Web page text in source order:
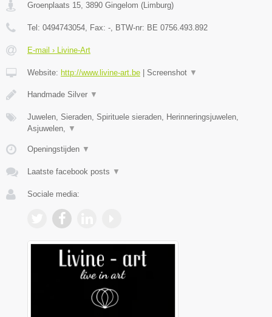
Groenplaats 15, 3890 Gingelom (Limburg)
Tel: 0494743054, Fax: -, BTW-nr: BE 0756.493.892
E-mail › Livine-Art
Website: http://www.livine-art.be Screenshot ▼
Handmade Silver ▼
Juwelen, Sieraden, Spirituele sieraden, Herinneringsjuwelen,
Asjuwelen, ▼
Openingstijden ▼
Laatste facebook posts ▼
Sociale media: